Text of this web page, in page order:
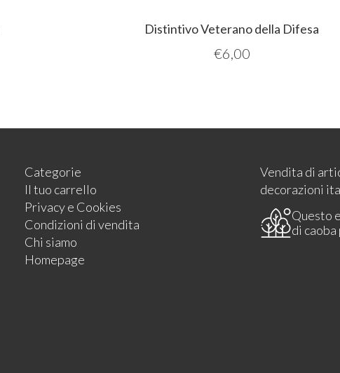
Distintivo Veterano della Difesa
€6,00
Categorie
Il tuo carrello
Privacy e Cookies
Condizioni di vendita
Chi siamo
Homepage
Vendita di
decorazioni
Questo
di